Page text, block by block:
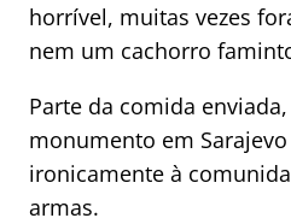
horrível, muitas vezes
nem um cachorro
Parte da comida
monumento em Sarajevo
ironicamente à
armas.